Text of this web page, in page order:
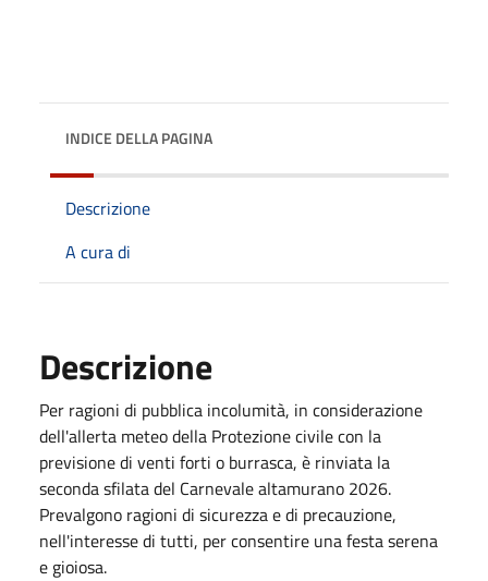
INDICE DELLA PAGINA
Descrizione
A cura di
Descrizione
Per ragioni di pubblica incolumità, in considerazione
dell'allerta meteo della Protezione civile con la
previsione di venti forti o burrasca, è rinviata la
seconda sfilata del Carnevale altamurano 2026.
Prevalgono ragioni di sicurezza e di precauzione,
nell'interesse di tutti, per consentire una festa serena
e gioiosa.